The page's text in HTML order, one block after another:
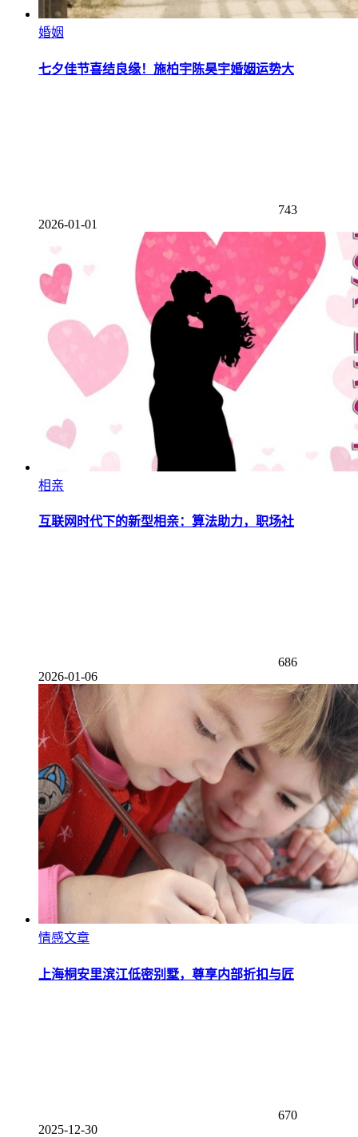
婚姻
七夕佳节喜结良缘！施柏宇陈昊宇婚姻运势大
743
2026-01-01
相亲
互联网时代下的新型相亲：算法助力，职场社
686
2026-01-06
情感文章
上海桐安里滨江低密别墅，尊享内部折扣与匠
670
2025-12-30